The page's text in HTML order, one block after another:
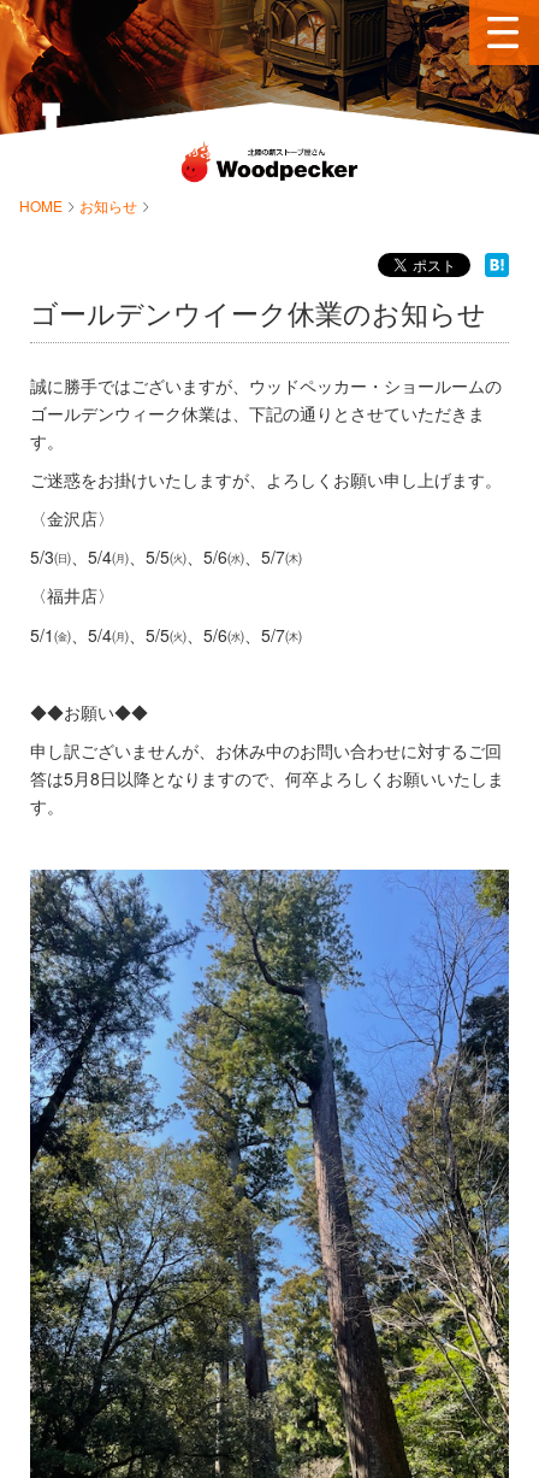
HOME お知らせ
ゴールデンウイーク休業のお知らせ
誠に勝手ではございますが、ウッドペッカー・ショールームの
ゴールデンウィーク休業は、下記の通りとさせていただきま
す。
ご迷惑をお掛けいたしますが、よろしくお願い申し上げます。
〈金沢店〉
5/3㈰、5/4㈪、5/5㈫、5/6㈬、5/7㈭
〈福井店〉
5/1㈮、5/4㈪、5/5㈫、5/6㈬、5/7㈭
◆◆お願い◆◆
申し訳ございませんが、お休み中のお問い合わせに対するご回
答は5月8日以降となりますので、何卒よろしくお願いいたしま
す。